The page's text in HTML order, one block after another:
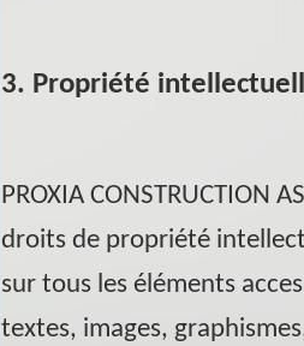
3. Propriété
PROXIA CONSTRUCTION
droits de propriété
sur tous les éléments
textes, images,